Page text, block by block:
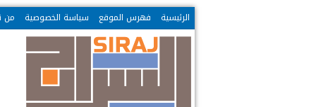
الرئيسية فهرس الموقع سياسة الخصوصية من